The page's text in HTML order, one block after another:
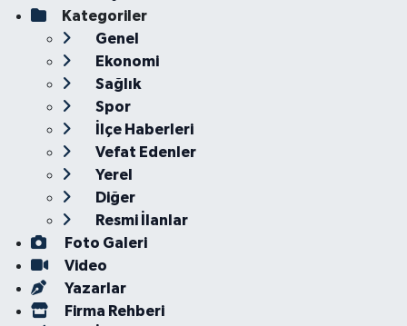
Kategoriler
Genel
Ekonomi
Sağlık
Spor
İlçe Haberleri
Vefat Edenler
Yerel
Diğer
Resmi İlanlar
Foto Galeri
Video
Yazarlar
Firma Rehberi